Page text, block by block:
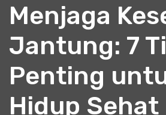
Menjaga
Jantung: 7
Penting
Hidup Sehat